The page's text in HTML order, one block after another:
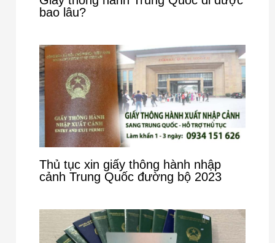
bao lâu?
Thủ tục xin giấy thông hành nhập
cảnh Trung Quốc đường bộ 2023